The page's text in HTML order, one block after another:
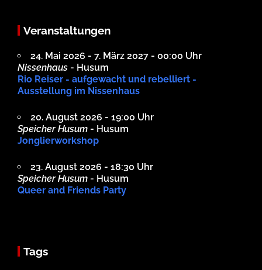
Veranstaltungen
24. Mai 2026 - 7. März 2027 - 00:00 Uhr
Nissenhaus - Husum
Rio Reiser - aufgewacht und rebelliert -
Ausstellung im Nissenhaus
20. August 2026 - 19:00 Uhr
Speicher Husum - Husum
Jonglierworkshop
23. August 2026 - 18:30 Uhr
Speicher Husum - Husum
Queer and Friends Party
Tags